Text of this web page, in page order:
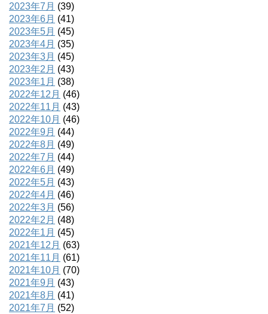
2023年7月 (39)
2023年6月 (41)
2023年5月 (45)
2023年4月 (35)
2023年3月 (45)
2023年2月 (43)
2023年1月 (38)
2022年12月 (46)
2022年11月 (43)
2022年10月 (46)
2022年9月 (44)
2022年8月 (49)
2022年7月 (44)
2022年6月 (49)
2022年5月 (43)
2022年4月 (46)
2022年3月 (56)
2022年2月 (48)
2022年1月 (45)
2021年12月 (63)
2021年11月 (61)
2021年10月 (70)
2021年9月 (43)
2021年8月 (41)
2021年7月 (52)